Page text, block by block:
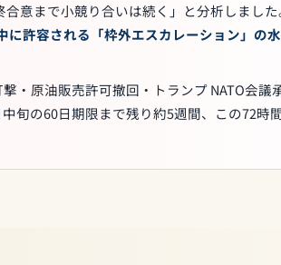
意まで小競り合いは続く」と分析しまし
に許容される「枠外エスカレーション」の
撃・原油販売許可撤回・トランプ NATO会議
旬の60日期限まで残り約5週間、この72時